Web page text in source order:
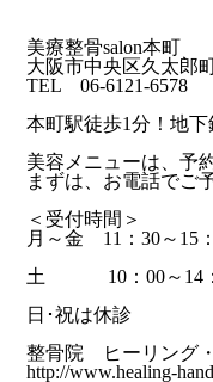
美療整骨salon本町
大阪市中央区久太
TEL 06-6121-6578
本町駅徒歩1分！地
美容メニューは、予
まずは、お電話でご
＜受付時間＞
月～金 11：30～15
土 10：00～14
日･祝は休診
整骨院 ヒーリング
http://www.healing-